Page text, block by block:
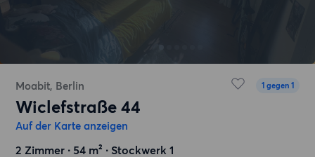
Moabit, Berlin 1 gegen 1
Wiclefstraße 44
Auf der Karte anzeigen
2 Zimmer ∙ 54 m² ∙ Stockwerk 1